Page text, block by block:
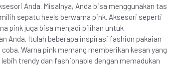
Anda. Misalnya, Anda bisa menggunakan tas
sepatu heels berwarna pink. Aksesori seperti
pink juga bisa menjadi pilihan untuk
Anda. Itulah beberapa inspirasi fashion pakaian
Warna pink memang memberikan kesan yang
trendy dan fashionable dengan memadukan